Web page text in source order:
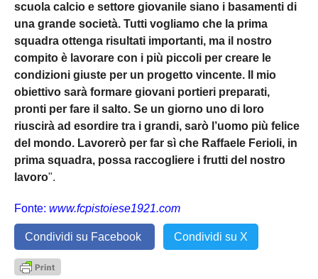
scuola calcio e settore giovanile siano i basamenti di
una grande società. Tutti vogliamo che la prima
squadra ottenga risultati importanti, ma il nostro
compito è lavorare con i più piccoli per creare le
condizioni giuste per un progetto vincente. Il mio
obiettivo sarà formare giovani portieri preparati,
pronti per fare il salto. Se un giorno uno di loro
riuscirà ad esordire tra i grandi, sarò l’uomo più felice
del mondo. Lavorerò per far sì che Raffaele Ferioli, in
prima squadra, possa raccogliere i frutti del nostro
lavoro".
Fonte: www.fcpistoiese1921.com
Condividi su Facebook Condividi su X